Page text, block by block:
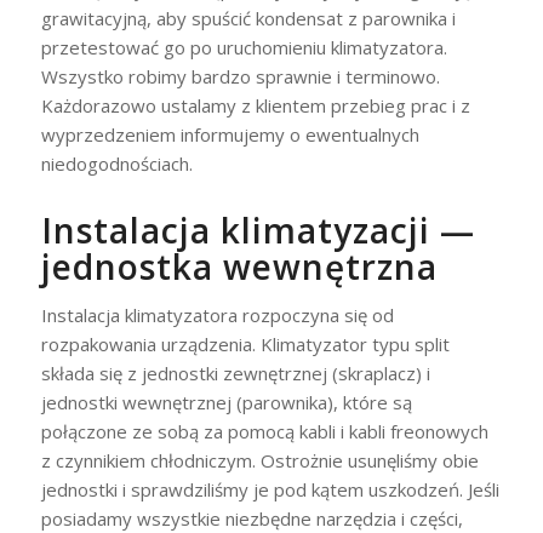
grawitacyjną, aby spuścić kondensat z parownika i
przetestować go po uruchomieniu klimatyzatora.
Wszystko robimy bardzo sprawnie i terminowo.
Każdorazowo ustalamy z klientem przebieg prac i z
wyprzedzeniem informujemy o ewentualnych
niedogodnościach.
Instalacja klimatyzacji —
jednostka wewnętrzna
Instalacja klimatyzatora rozpoczyna się od
rozpakowania urządzenia. Klimatyzator typu split
składa się z jednostki zewnętrznej (skraplacz) i
jednostki wewnętrznej (parownika), które są
połączone ze sobą za pomocą kabli i kabli freonowych
z czynnikiem chłodniczym. Ostrożnie usunęliśmy obie
jednostki i sprawdziliśmy je pod kątem uszkodzeń. Jeśli
posiadamy wszystkie niezbędne narzędzia i części,